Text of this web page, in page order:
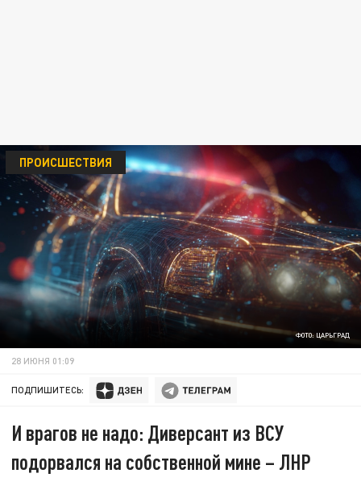
ФОТО: ЦАРЬГРАД
ПРОИСШЕСТВИЯ
28 ИЮНЯ 01:09
ПОДПИШИТЕСЬ:
И врагов не надо: Диверсант из ВСУ
подорвался на собственной мине – ЛНР